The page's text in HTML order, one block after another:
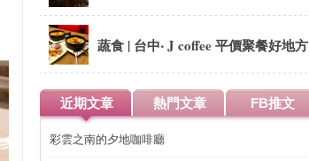
回憶錄
蔬食 | 台中‧ J coffee 平價聚餐好地方
近期文章 熱門文章 FB推文
彩雲之南的夕地咖啡廳